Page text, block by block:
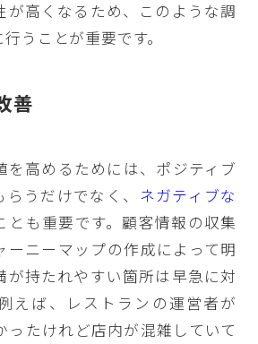
が高くなるため、このような調
うことが重要です。
善
を高めるためには、ポジティブ
うだけでなく、 ネガティブな
とも重要です。顧客情報の収集
ーニーマップの作成によって明
が持たれやすい箇所は早急に対
えば、レストランの運営者が
ったけれど店内が混雑していて